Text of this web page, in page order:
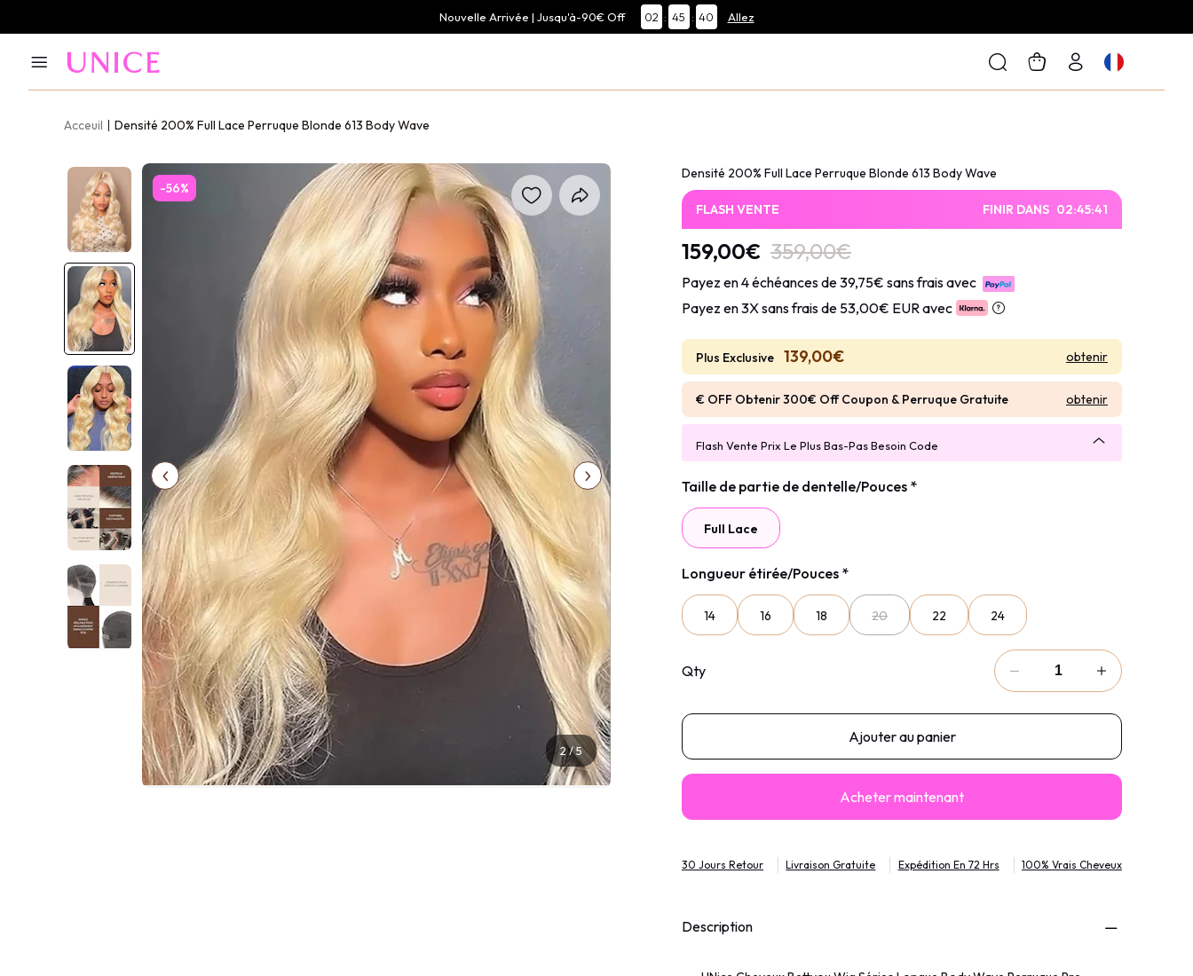
Nouvelle Arrivée | Jusqu'à-90€ Off 02 : 45 : 39 Allez
Acceuil Densité 200% Full Lace Perruque Blonde 613 Body Wave
-56%
3/5
Densité 200% Full Lace Perruque Blonde 613 Body Wave
FLASH VENTE FINIR DANS 02:45:40
159,00€ 359,00€
Payez en 4 échéances de 39,75€ sans frais avec
Payez en 3X sans frais de 53,00€ EUR avec
Plus Exclusive 139,00€ obtenir
€ OFF Obtenir 300€ Off Coupon & Perruque Gratuite obtenir
Flash Vente Prix Le Plus Bas-Pas Besoin Code
Taille de partie de dentelle/Pouces *
Full Lace
Longueur étirée/Pouces *
14 16 18 20 22 24
Qty
Ajouter au panier
Acheter maintenant
30 Jours Retour Livraison Gratuite Expédition En 72 Hrs 100% Vrais Cheveux
Description